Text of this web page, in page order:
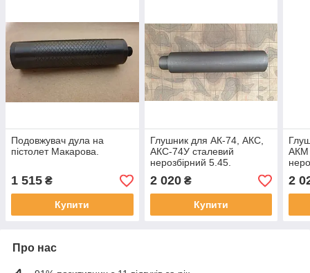
Подовжувач дула на
пістолет Макарова.
1 515 ₴
Купити
Глушник для АК-74, АКС,
АКС-74У сталевий
нерозбірний 5.45.
2 020₴
Купити
АКМ
2
Про нас